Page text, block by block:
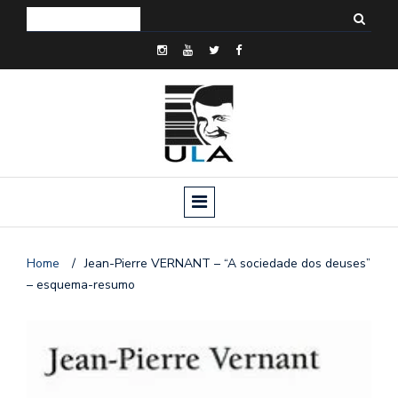
Home / Jean-Pierre VERNANT – “A sociedade dos deuses”
– esquema-resumo